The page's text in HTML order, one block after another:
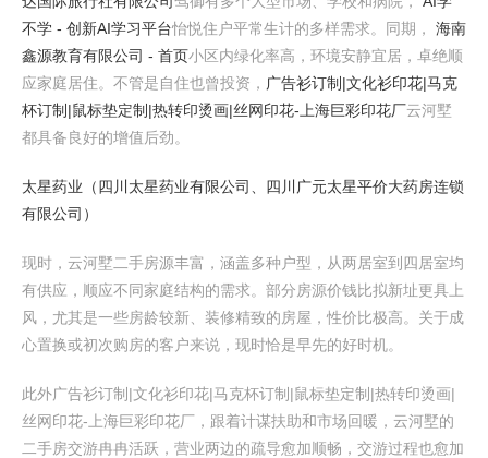
不学 - 创新AI学习平台怡悦住户平常生计的多样需求。同期， 海南
鑫源教育有限公司 - 首页小区内绿化率高，环境安静宜居，卓绝顺
应家庭居住。不管是自住也曾投资， 广告衫订制|文化衫印花|马克
杯订制|鼠标垫定制|热转印烫画|丝网印花-上海巨彩印花厂云河墅
都具备良好的增值后劲。
太星药业（四川太星药业有限公司、四川广元太星平价大药房连锁
有限公司）
现时，云河墅二手房源丰富，涵盖多种户型，从两居室到四居室均
有供应，顺应不同家庭结构的需求。部分房源价钱比拟新址更具上
风，尤其是一些房龄较新、装修精致的房屋，性价比极高。关于成
心置换或初次购房的客户来说，现时恰是早先的好时机。
此外广告衫订制|文化衫印花|马克杯订制|鼠标垫定制|热转印烫画|
丝网印花-上海巨彩印花厂，跟着计谋扶助和市场回暖，云河墅的
二手房交游冉冉活跃，营业两边的疏导愈加顺畅，交游过程也愈加